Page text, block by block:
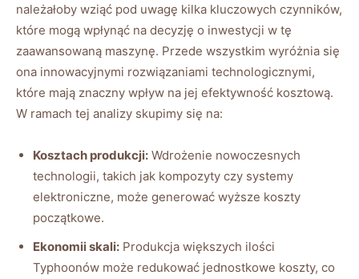
należałoby wziąć pod uwagę kilka kluczowych czynników,
które mogą wpłynąć na decyzję o inwestycji w tę
zaawansowaną maszynę. Przede wszystkim wyróżnia się
ona innowacyjnymi rozwiązaniami technologicznymi,
które mają znaczny wpływ na jej efektywność kosztową.
W ramach tej analizy skupimy się na:
Kosztach produkcji: Wdrożenie nowoczesnych
technologii, takich jak kompozyty czy systemy
elektroniczne, może generować wyższe koszty
początkowe.
Ekonomii skali: Produkcja większych ilości
Typhoonów może redukować jednostkowe koszty, co